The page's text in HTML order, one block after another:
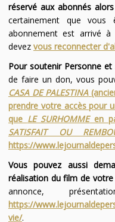
réservé aux abonnés
certainement que vous
abonnement est arrivé
devez vous reconnecter
Pour soutenir Personne
de faire un don, vous
CASA DE PALESTINA
prendre votre accès pour
que LE SURHOMMEen
SATISFAIT OU
https://
Vous pouvez aussi
réalisation du film de
annonce,
https://
vie/.